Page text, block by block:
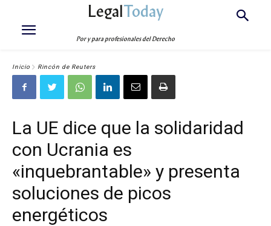
LegalToday
Por y para profesionales del Derecho
Inicio Rincón de Reuters
La UE dice que la solidaridad
con Ucrania es
«inquebrantable» y presenta
soluciones de picos
energéticos